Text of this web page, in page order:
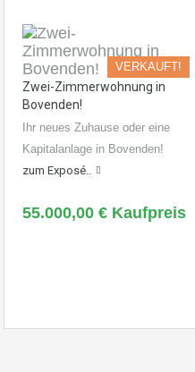
VERKAUFT!
Zwei-Zimmerwohnung in
Bovenden!
Ihr neues Zuhause oder eine
Kapitalanlage in Bovenden!
zum Exposé..
55.000,00 € Kaufpreis